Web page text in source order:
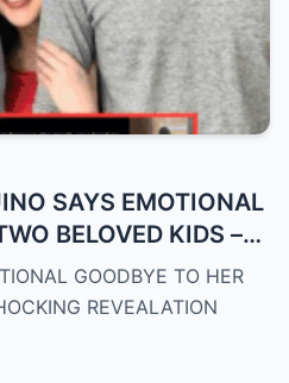
SAYS EMOTIONAL
BELOVED KIDS –
LEAVES FANS
GOODBYE TO HER
REVEALATION